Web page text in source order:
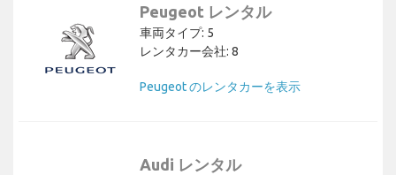
Peugeot レンタル
車両タイプ: 5
レンタカー会社: 8
Peugeot のレンタカーを表示
Audi レンタル